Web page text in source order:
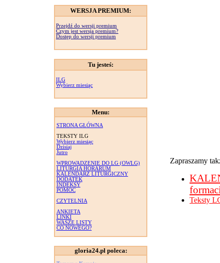
WERSJA PREMIUM:
Przejdź do wersji premium
Czym jest wersja premium?
Dostęp do wersji premium
Tu jesteś:
ILG
Wybierz miesiąc
Menu:
STRONA GŁÓWNA
TEKSTY ILG
Wybierz miesiąc
Dzisiaj
Jutro
WPROWADZENIE DO LG (OWLG)
LITURGIA HORARUM
KALENDARZ LITURGICZNY
DODATEK
INDEKSY
POMOC
CZYTELNIA
ANKIETA
LINKI
WASZE LISTY
CO NOWEGO?
gloria24.pl poleca:
Zapraszamy
Teksty